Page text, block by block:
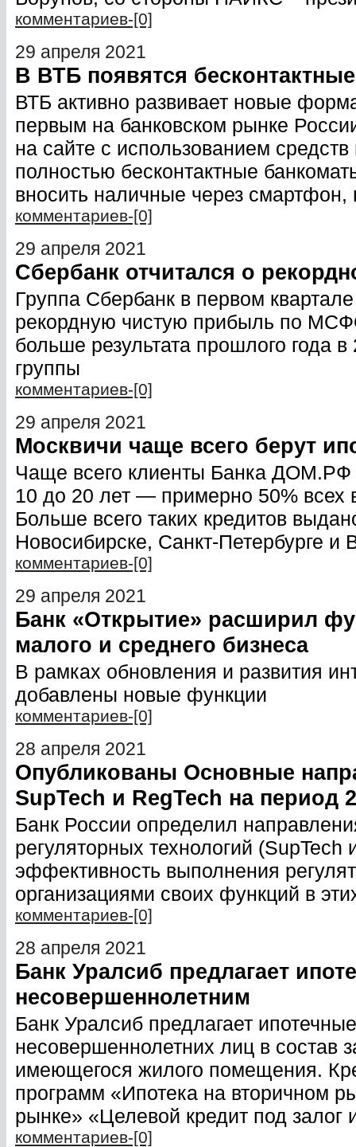
комментариев-[0]
29 апреля 2021
В ВТБ появятся
ВТБ активно развивает новые
первым на банковском рынке
на сайте с использованием
полностью бесконтактные
вносить наличные через
комментариев-[0]
29 апреля 2021
Сбербанк отчитался о
Группа Сбербанк в первом
рекордную чистую прибыль по
больше результата прошлого года
группы
комментариев-[0]
29 апреля 2021
Москвичи чаще всего берут
Чаще всего клиенты Банка ДОМ.РФ
10 до 20 лет — примерно 50% всех
Больше всего таких кредитов
Новосибирске, Санкт-Петербурге и
комментариев-[0]
29 апреля 2021
Банк «Открытие» расширил
малого и среднего бизнеса
В рамках обновления и развития
добавлены новые функции
комментариев-[0]
28 апреля 2021
Опубликованы Основные
SupTech и RegTech на период
Банк России определил
регуляторных технологий (SupTech
эффективность выполнения
организациями своих функций в
комментариев-[0]
28 апреля 2021
Банк Уралсиб предлагает
несовершеннолетним
Банк Уралсиб предлагает
несовершеннолетних лиц в состав
имеющегося жилого помещения.
программ «Ипотека на вторичном
рынке» «Целевой кредит под
комментариев-[0]